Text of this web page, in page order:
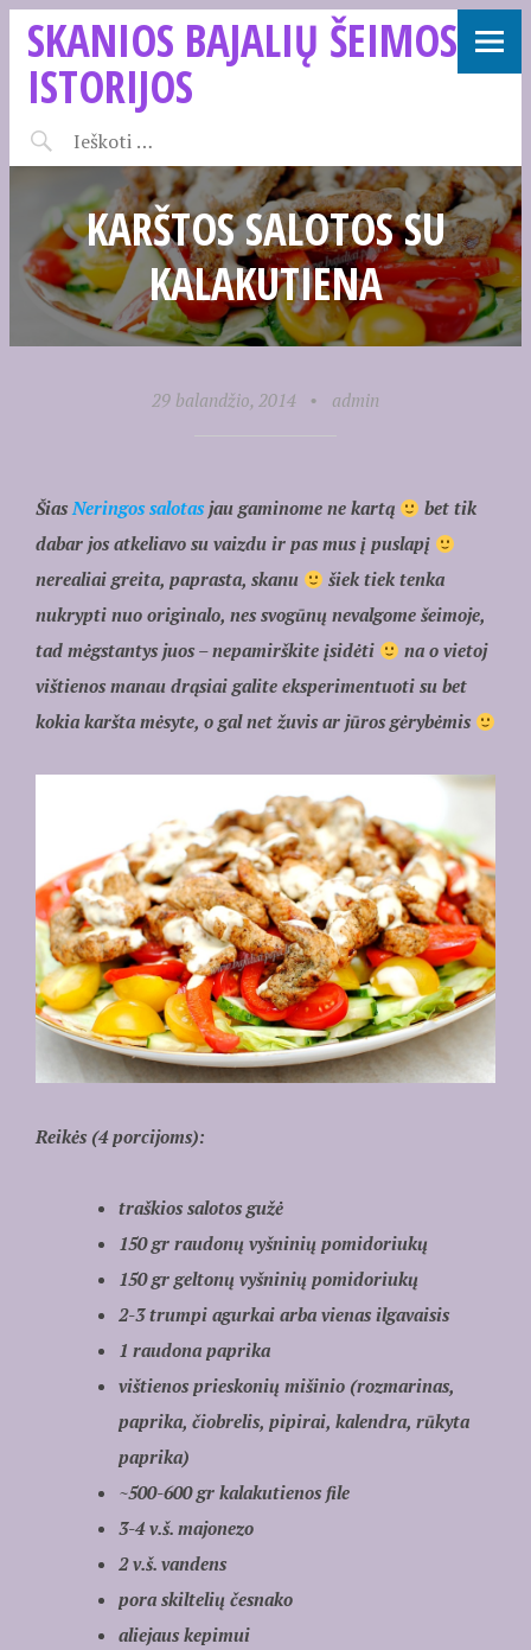
SKANIOS BAJALIŲ ŠEIMOS
ISTORIJOS
KARŠTOS SALOTOS SU
KALAKUTIENA
29 balandžio, 2014 • admin
ŠiasNeringos salotasjau gaminome ne kartą
bet tik
dabar jos atkeliavo su vaizdu ir pas mus į puslapį
nerealiai greita, paprasta, skanu
šiek tiek tenka
nukrypti nuo originalo, nes svogūnų nevalgome šeimoje,
tad mėgstantys juos – nepamirškite įsidėti
na o vietoj
vištienos manau drąsiai galite eksperimentuoti su bet
kokia karšta mėsyte, o gal net žuvis ar jūros gėrybėmis
Reikės (4 porcijoms):
traškios salotos gužė
150 gr raudonų vyšninių pomidoriukų
150 gr geltonų vyšninių pomidoriukų
2-3 trumpi agurkai arba vienas ilgavaisis
1 raudona paprika
vištienos prieskonių mišinio (rozmarinas,
paprika, čiobrelis, pipirai, kalendra, rūkyta
paprika)
~500-600 gr kalakutienos file
3-4 v.š. majonezo
2 v.š. vandens
pora skiltelių česnako
aliejaus kepimui